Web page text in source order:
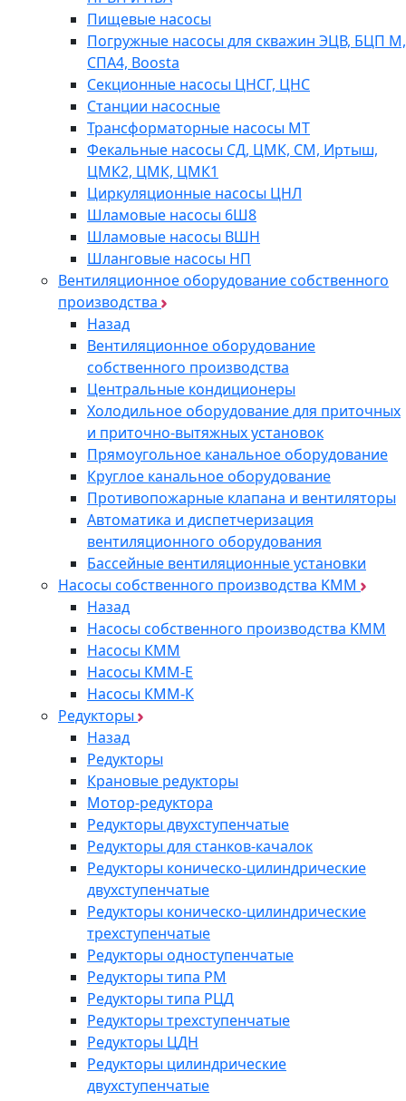
Пищевые насосы
Погружные насосы для скважин ЭЦВ, БЦП М,
СПА4, Boosta
Секционные насосы ЦНСГ, ЦНС
Станции насосные
Трансформаторные насосы МТ
Фекальные насосы СД, ЦМК, СМ, Иртыш,
ЦМК2, ЦМК, ЦМК1
Циркуляционные насосы ЦНЛ
Шламовые насосы 6Ш8
Шламовые насосы ВШН
Шланговые насосы НП
Вентиляционное оборудование собственного
производства
Назад
Вентиляционное оборудование
собственного производства
Центральные кондиционеры
Холодильное оборудование для приточных
и приточно-вытяжных установок
Прямоугольное канальное оборудование
Круглое канальное оборудование
Противопожарные клапана и вентиляторы
Автоматика и диспетчеризация
вентиляционного оборудования
Бассейные вентиляционные установки
Насосы собственного производства KMM
Назад
Насосы собственного производства KMM
Насосы КММ
Насосы КММ-Е
Насосы КММ-К
Редукторы
Назад
Редукторы
Крановые редукторы
Мотор-редуктора
Редукторы двухступенчатые
Редукторы для станков-качалок
Редукторы коническо-цилиндрические
двухступенчатые
Редукторы коническо-цилиндрические
трехступенчатые
Редукторы одноступенчатые
Редукторы типа РМ
Редукторы типа РЦД
Редукторы трехступенчатые
Редукторы ЦДН
Редукторы цилиндрические
двухступенчатые